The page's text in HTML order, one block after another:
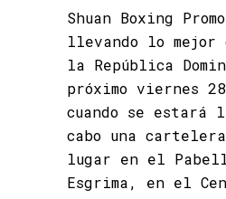
Shuan Boxing
llevando lo mejor
la República
próximo viernes
cuando se estará
cabo una
lugar en el
Esgrima, en el